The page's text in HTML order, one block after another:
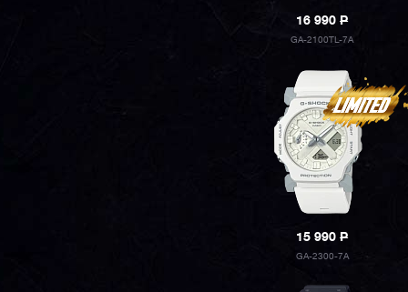
16 990P
GA-2100TL-7A
15 990P
GA-2300-7A